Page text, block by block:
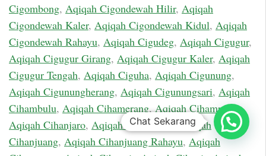
Cigombong, Aqiqah Cigondewah Hilir, Aqiqah
Cigondewah Kaler, Aqiqah Cigondewah Kidul, Aqiqah
Cigondewah Rahayu, Aqiqah Cigudeg, Aqiqah Cigugur,
Aqiqah Cigugur Girang, Aqiqah Cigugur Kaler, Aqiqah
Cigugur Tengah, Aqiqah Ciguha, Aqiqah Cigunung,
Aqiqah Cigunungherang, Aqiqah Cigunungsari, Aqiqah
Cihambulu, Aqiqah Cihamerang,Aqiqah Cihampelas,
Aqiqah Cihanjaro, Aqiqah Cihanjawar,Aqiqah
Cihanjuang, Aqiqah Cihanjuang Rahayu, Aqiqah
Chat Sekarang